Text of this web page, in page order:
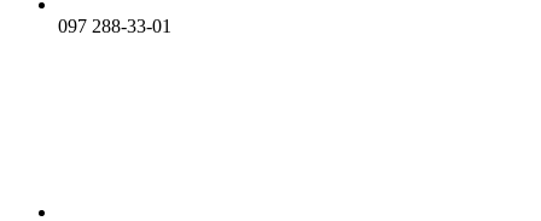
097 288-33-01